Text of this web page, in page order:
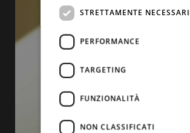
STRETTAMENTE NECESSARI
PERFORMANCE
TARGETING
FUNZIONALITÀ
NON CLASSIFICATI